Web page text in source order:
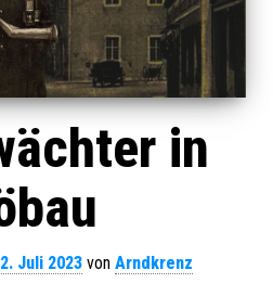
in
Juli 2023von Arndkrenz